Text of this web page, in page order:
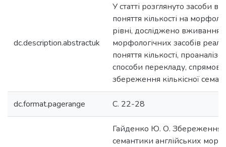
dc.description.abstractuk
У статті розглянуто засоби
поняття кількості на
рівні, досліджено вживання
морфологічних засобів
поняття кількості,
способи перекладу,
збереження кількісної
dc.format.pagerange С. 22-28
Гайденко Ю. О. Збереження
семантики англійських